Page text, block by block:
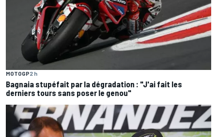
MOTOGP2 h
Bagnaia stupéfait par la dégradation : "J'ai fait les
derniers tours sans poser le genou"